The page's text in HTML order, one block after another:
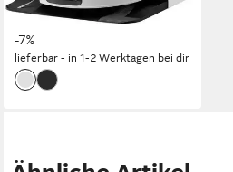
1.499,00 €
40,62 €mtl. in 48 Raten
-7%
lieferbar - in 1-2 Werktagen bei dir